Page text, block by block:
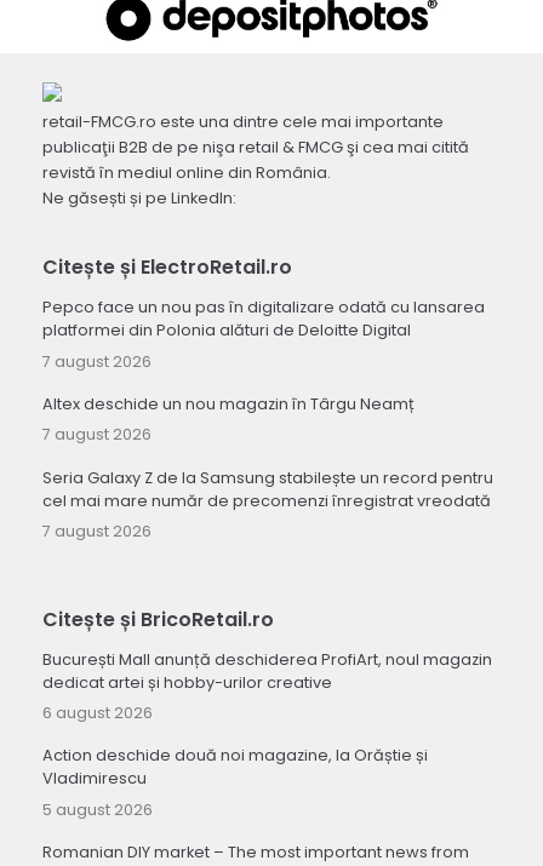
retail-FMCG.ro este una dintre cele mai importante
publicaţii B2B de pe nişa retail & FMCG şi cea mai citită
revistă în mediul online din România.
Ne găsești și pe LinkedIn:
Citește și ElectroRetail.ro
Pepco face un nou pas în digitalizare odată cu lansarea
platformei din Polonia alături de Deloitte Digital
7 august 2026
Altex deschide un nou magazin în Târgu Neamț
7 august 2026
Seria Galaxy Z de la Samsung stabilește un record pentru
cel mai mare număr de precomenzi înregistrat vreodată
7 august 2026
Citește și BricoRetail.ro
București Mall anunță deschiderea ProfiArt, noul magazin
dedicat artei și hobby-urilor creative
6 august 2026
Action deschide două noi magazine, la Orăștie și
Vladimirescu
5 august 2026
Romanian DIY market – The most important news from